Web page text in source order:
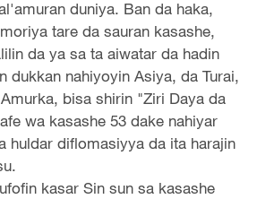
duniya. Ban da haka,
tare da sauran kasashe,
da ya sa ta aiwatar da hadin
dukkan nahiyoyin Asiya, da Turai,
bisa shirin "Ziri Daya da
wa kasashe 53 dake nahiyar
huldar diflomasiyya da ita harajin
kasar Sin sun sa kasashe